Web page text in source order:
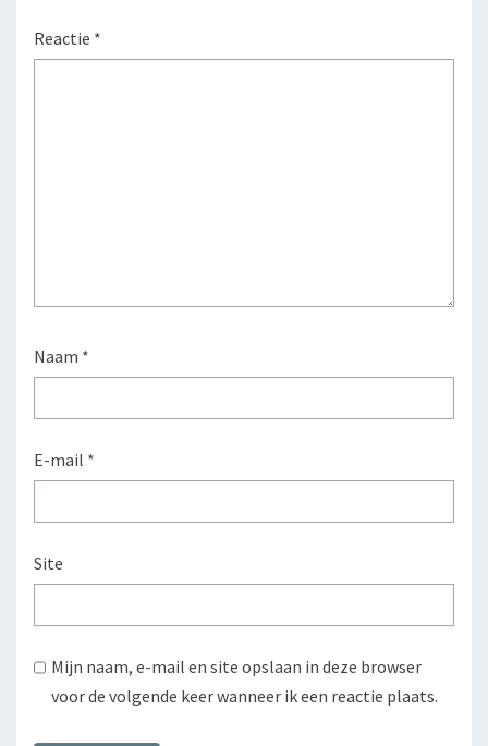
Reactie *
Naam *
E-mail *
Site
Mijn naam, e-mail en site opslaan in deze browser
voor de volgende keer wanneer ik een reactie plaats.